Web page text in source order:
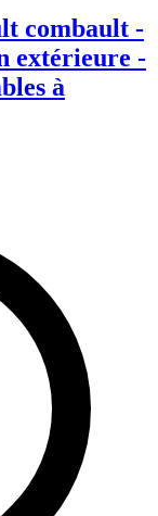
combault -
extérieure -
à